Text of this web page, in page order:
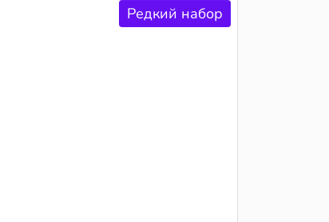
Редкий набор